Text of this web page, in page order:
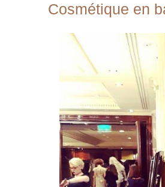
Cosmétique en